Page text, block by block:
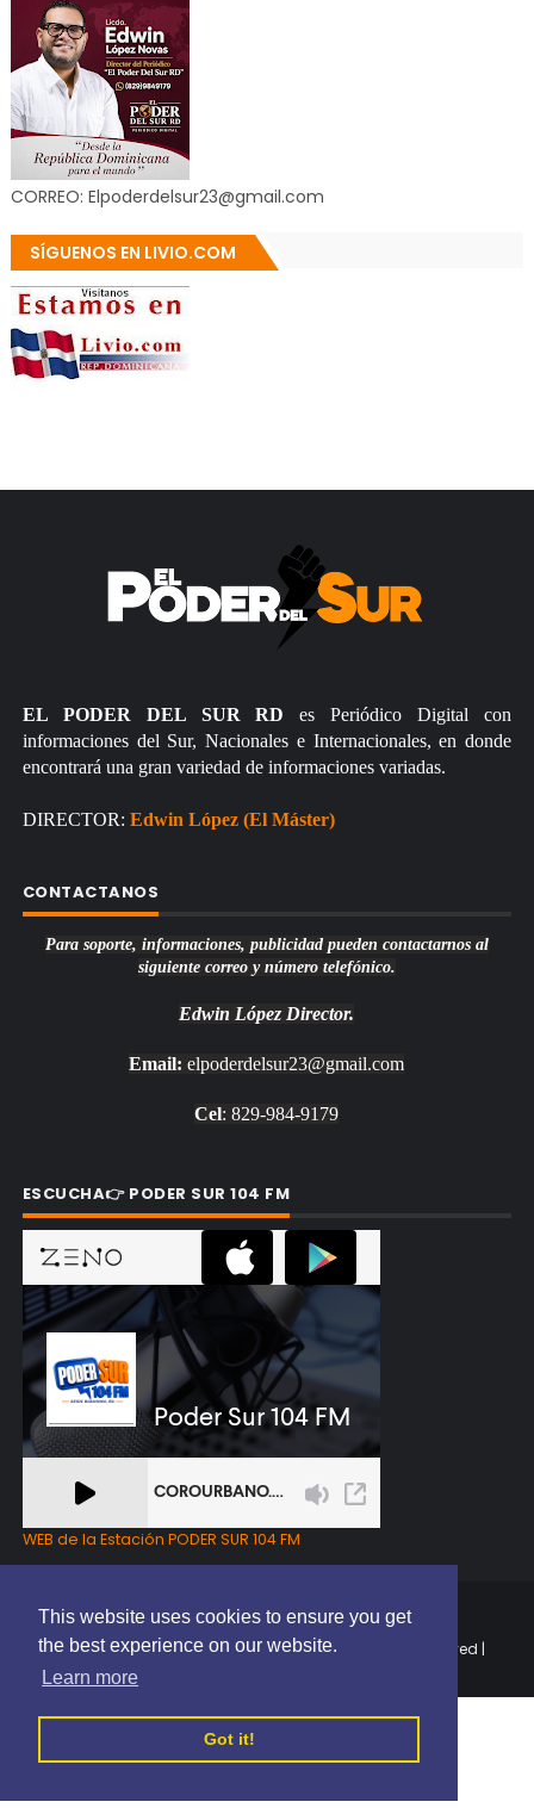
This website uses cookies to ensure you get
the best experience on our website.
Learn more
Got it!
CORREO: Elpoderdelsur23@gmail.com
SÍGUENOS EN LIVIO.COM
EL PODER DEL SUR RD es Periódico Digital con
informaciones del Sur, Nacionales e Internacionales, en donde
encontrará una gran variedad de informaciones variadas.
DIRECTOR: Edwin López (El Máster)
CONTACTANOS
Para soporte, informaciones, publicidad pueden contactarnos al
siguiente correo y número telefónico.
Edwin López Director.
Email: elpoderdelsur23@gmail.com
Cel: 829-984-9179
ESCUCHA👉 PODER SUR 104 FM
WEB de la Estación PODER SUR 104 FM
Copyright © 2025 | EL PODER DEL SUR RD | All Rights Reserved |